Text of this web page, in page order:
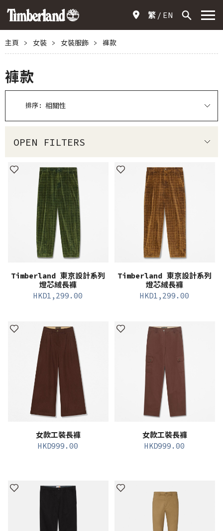
繁 EN
主頁 > 女裝 > 女裝服飾 > 褲款
褲款
排序:
OPEN FILTERS
Timberland 東京設計系列
燈芯絨長褲
HKD1,299.00
Timberland 東京設計系列
燈芯絨長褲
HKD1,299.00
女款工裝長褲
HKD999.00
女款工裝長褲
HKD999.00